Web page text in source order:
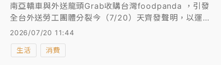
南亞轎車與外送龍頭Grab收購台灣foodpanda ，引發
全台外送勞工團體分裂今（7/20）天齊發聲明，以運輸
業總工會、各地外送工會為首的18大工會，主張「有條
產業權益協進聯盟則高喊「堅決反對，完全沒有附條件
2026/07/20 11:44
生活 消費